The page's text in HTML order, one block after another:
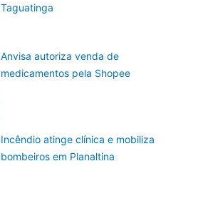
Taguatinga
Anvisa autoriza venda de
medicamentos pela Shopee
Incêndio atinge clínica e mobiliza
bombeiros em Planaltina